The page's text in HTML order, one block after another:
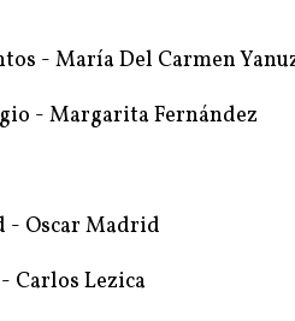
- María Del Carmen
- Margarita Fernández
- Oscar Madrid
Carlos Lezica